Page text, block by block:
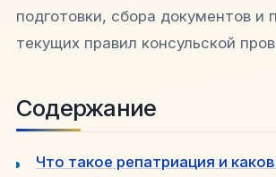
подготовки, сбора документов и
текущих правил консульской
Содержание
Что такое репатриация и